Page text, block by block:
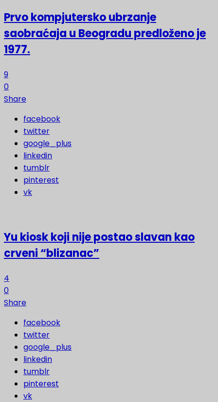
Prvo kompjutersko ubrzanje
saobraćaja u Beogradu predloženo je
1977.
9
0
Share
facebook
twitter
google_plus
linkedin
tumblr
pinterest
vk
Yu kiosk koji nije postao slavan kao
crveni “blizanac”
4
0
Share
facebook
twitter
google_plus
linkedin
tumblr
pinterest
vk